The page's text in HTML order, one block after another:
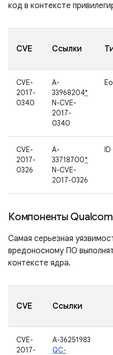
код в контексте
CVE Ссылки
CVE-
2017-
0340
A-
33968204*
N-CVE-
2017-
0340
CVE-
2017-
0326
A-
33718700*
N-CVE-
2017-0326
ID
Компоненты
Самая серьезная
вредоносному ПО
контексте ядра.
CVE Ссылки
CVE-
2017-
A-36251983
QC-